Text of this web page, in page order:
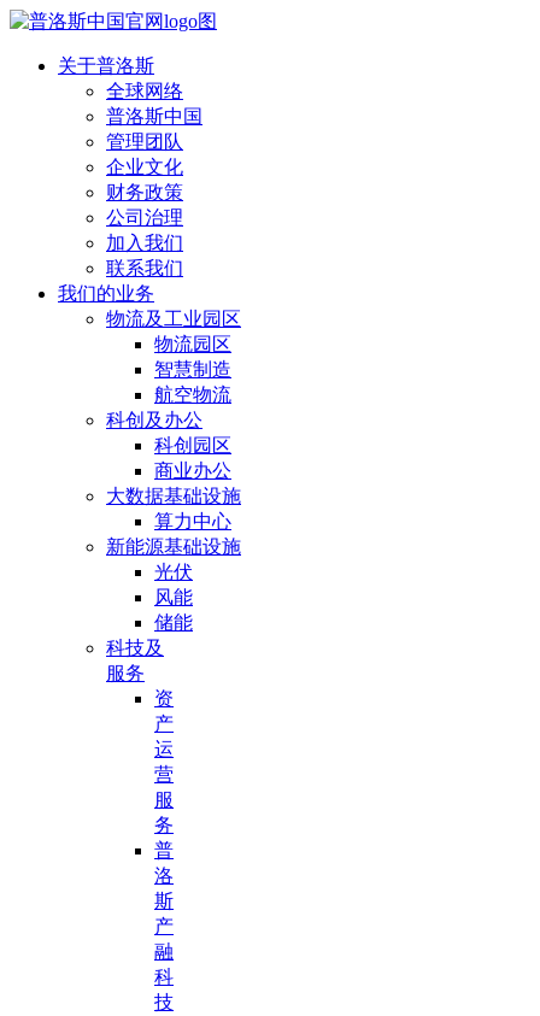
关于普洛斯
全球网络
普洛斯中国
管理团队
企业文化
财务政策
公司治理
加入我们
联系我们
我们的业务
物流及工业园区
物流园区
智慧制造
航空物流
科创及办公
科创园区
商业办公
大数据基础设施
算力中心
新能源基础设施
光伏
风能
储能
科技及
服务
资
产
运
营
服
务
普
洛
斯
产
融
科
技